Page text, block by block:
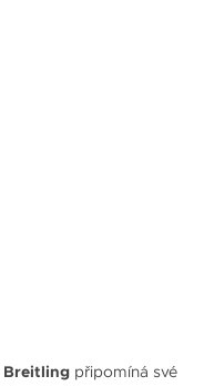
Breitling připomíná své